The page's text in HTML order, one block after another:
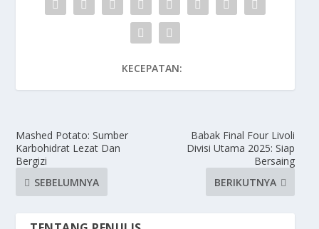
KECEPATAN:
Mashed Potato: Sumber
Karbohidrat Lezat Dan
Bergizi
SEBELUMNYA
Babak Final Four Livoli
Divisi Utama 2025: Siap
Bersaing
BERIKUTNYA